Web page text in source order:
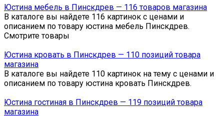
Юстина мебель в Пинскдрев — 116 товаров магазина
В каталоге вы найдете 116 картинок с ценами и
описанием по товару юстина мебель Пинскдрев.
Смотрите товары
Юстина кровать в Пинскдрев — 110 позиций товара
магазина
В каталоге вы найдете 110 картинок на тему с ценами и
описанием по товару юстина кровать Пинскдрев.
Юстина гостиная в Пинскдрев — 119 позиций товара
магазина